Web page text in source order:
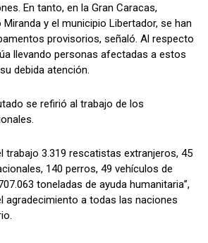
En tanto, en la Gran Caracas,
y el municipio Libertador, se han
provisorios, señaló. Al respecto
llevando personas afectadas a estos
debida atención.
se refirió al trabajo de los
trabajo 3.319 rescatistas extranjeros, 45
140 perros, 49 vehículos de
toneladas de ayuda humanitaria”,
agradecimiento a todas las naciones